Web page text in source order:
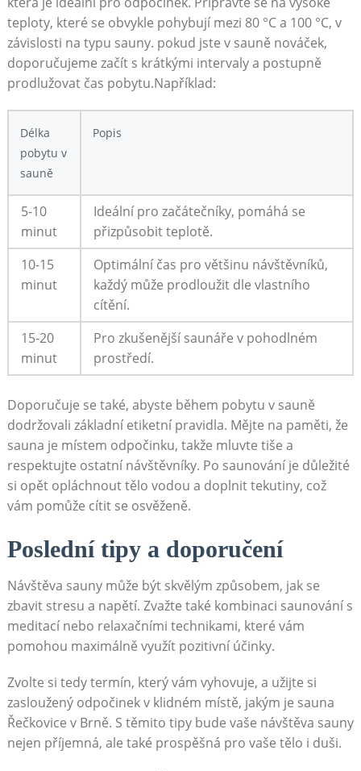
teploty, které se obvykle pohybují mezi 80 °C a 100 °C, v
závislosti na typu sauny. pokud jste v sauně nováček,
doporučujeme začít s krátkými intervaly a postupně
prodlužovat čas pobytu.Například:
Délka
pobytu v
sauně
Popis
5-10
minut
Ideální pro začátečníky, pomáhá se
přizpůsobit teplotě.
10-15
minut
Optimální čas pro většinu návštěvníků,
každý může prodloužit dle vlastního
cítění.
15-20
minut
Pro zkušenější saunáře v pohodlném
prostředí.
Doporučuje se také, abyste během pobytu v sauně
dodržovali základní etiketní pravidla. Mějte na paměti, že
sauna je místem odpočinku, takže mluvte tiše a
respektujte ostatní návštěvníky. Po saunování je důležité
si opět opláchnout tělo vodou a doplnit tekutiny, což
vám pomůže cítit se osvěženě.
Poslední tipy a doporučení
Návštěva sauny může být skvělým způsobem, jak se
zbavit stresu a napětí. Zvažte také kombinaci saunování s
meditací nebo relaxačními technikami, které vám
pomohou maximálně využít pozitivní účinky.
Zvolte si tedy termín, který vám vyhovuje, a užijte si
zasloužený odpočinek v klidném místě, jakým je sauna
Řečkovice v Brně. S těmito tipy bude vaše návštěva sauny
nejen příjemná, ale také prospěšná pro vaše tělo i duši.